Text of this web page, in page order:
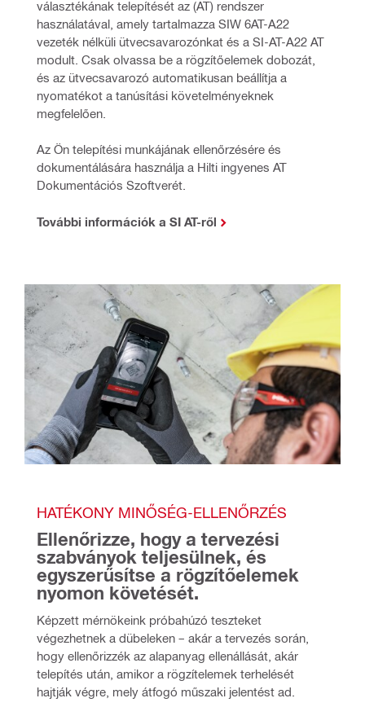
választékának telepítését az (AT) rendszer
használatával, amely tartalmazza SIW 6AT-A22
vezeték nélküli ütvecsavarozónkat és a SI-AT-A22 AT
modult. Csak olvassa be a rögzítőelemek dobozát,
és az ütvecsavarozó automatikusan beállítja a
nyomatékot a tanúsítási követelményeknek
megfelelően.
Az Ön telepítési munkájának ellenőrzésére és
dokumentálására használja a Hilti ingyenes AT
Dokumentációs Szoftverét.
További információk a SI AT-ről
HATÉKONY MINŐSÉG-ELLENŐRZÉS
Ellenőrizze, hogy a tervezési
szabványok teljesülnek, és
egyszerűsítse a rögzítőelemek
nyomon követését.
Képzett mérnökeink próbahúzó teszteket
végezhetnek a dübeleken – akár a tervezés során,
hogy ellenőrizzék az alapanyag ellenállását, akár
telepítés után, amikor a rögzítelemek terhelését
hajtják végre, mely átfogó műszaki jelentést ad.